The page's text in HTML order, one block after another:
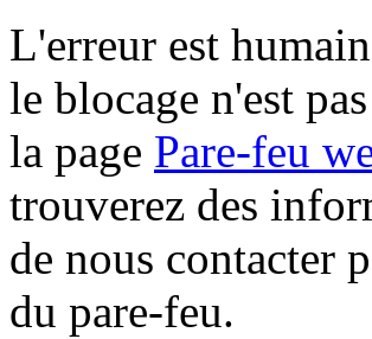
L'erreur est
le blocage n'est
la page Pare-feu
trouverez des
de nous contacter
du pare-feu.